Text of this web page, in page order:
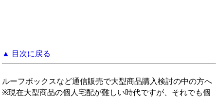
▲ 目次に戻る
ルーフボックスなど通信販売で大型商品購入検討の中の方へ
※現在大型商品の個人宅配が難しい時代ですが、それでも個